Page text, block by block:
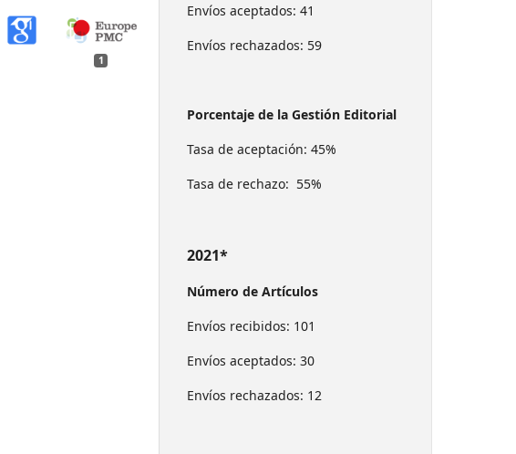
1
Envíos aceptados: 41
Envíos rechazados: 59
Porcentaje de la Gestión Editorial
Tasa de aceptación: 45%
Tasa de rechazo: 55%
2021*
Número de Artículos
Envíos recibidos: 101
Envíos aceptados: 30
Envíos rechazados: 12